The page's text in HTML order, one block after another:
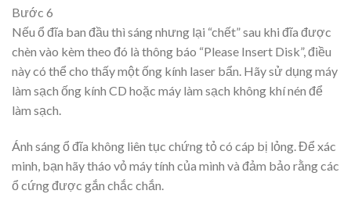
Bước 6
Nếu ổ đĩa ban đầu thì sáng nhưng lại “chết” sau khi đĩa được
chèn vào kèm theo đó là thông báo “Please Insert Disk”, điều
này có thể cho thấy một ống kính laser bẩn. Hãy sử dụng máy
làm sạch ống kính CD hoặc máy làm sạch không khí nén để
làm sạch.
Ánh sáng ổ đĩa không liên tục chứng tỏ có cáp bị lỏng. Để xác
minh, bạn hãy tháo vỏ máy tính của mình và đảm bảo rằng các
ổ cứng được gắn chắc chắn.